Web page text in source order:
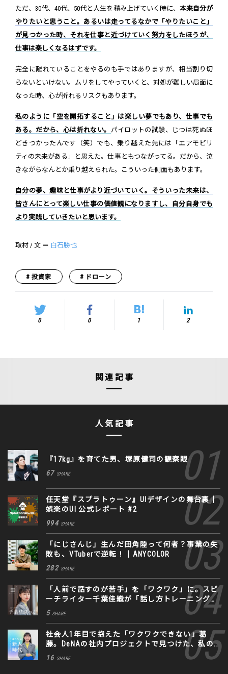
ただ、30代、40代、50代と人生を積み上げていく時に、 本来自分が
やりたいと思うこと。あるいは走ってるなかで「やりたいこと」
が見つかった時、それを仕事と近づけていく努力をしたほうが、
仕事は楽しくなるはずです。
完全に離れていることをやるのも手ではありますが、相当割り切
らないといけない。ムリをしてやっていくと、対処が難しい局面に
なった時、心が折れるリスクもあります。
私のように「空を開拓すること」は楽しい夢でもあり、仕事でも
ある。だから、心は折れない。 パイロットの試験、じつは死ぬほ
どきつかったんです（笑）でも、乗り越えた先には「エアモビリ
ティの未来がある」と思えた。仕事ともつながってる。だから、泣
きながらなんとか乗り越えられた。こういった側面もあります。
自分の夢、趣味と仕事がより近づいていく。そういった未来は、
皆さんにとって楽しい仕事の価値観になりますし、自分自身でも
より実践していきたいと思います。
取材 / 文 ＝ 白石勝也
投資家 ドローン
0 0 1 2
関連記事
人気記事
『17kg』を育てた男、塚原健司の観察眼
67 SHARE
任天堂『スプラトゥーン』UIデザインの舞台裏｜
娯楽のUI 公式レポート #2
994 SHARE
「にじさんじ」生んだ田角陸って何者？事業の失
敗も、VTuberで逆転！｜ANYCOLOR
282 SHARE
「人前で話すのが苦手」を「ワクワク」に。スピ
ーチライター千葉佳織が「話し方トレーニング」
に込めた思い
5 SHARE
社会人1年目で抱えた「ワクワクできない」葛
藤。DeNAの社内プロジェクトで見つけた、私の
生きる道
16 SHARE